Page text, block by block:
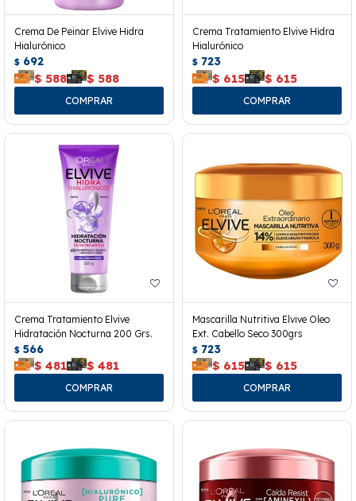
Crema De Peinar Elvive Hidra
Hialurónico
$ 692
$ 588 $ 588
Crema Tratamiento Elvive Hidra
Hialurónico
$ 723
$ 615 $ 615
Crema Tratamiento Elvive
Hidratación Nocturna 200 Grs.
$ 566
$ 481 $ 481
Mascarilla Nutritiva Elvive Oleo
Ext. Cabello Seco 300grs
$ 723
$ 615 $ 615